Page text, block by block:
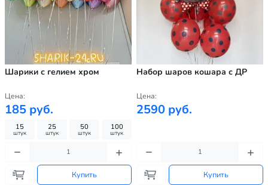
Шарики с гелием хром
Цена:
185 руб.
15
штук
25
штук
50
штук
100
штук
Купить
Набор шаров кошара с ДР
Цена:
2590 руб.
Купить